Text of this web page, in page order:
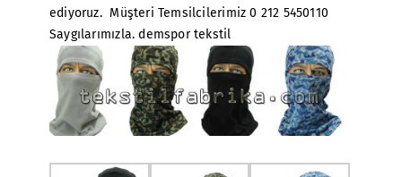
ediyoruz. Müşteri Temsilcilerimiz 0 212 5450110
Saygılarımızla. demspor tekstil